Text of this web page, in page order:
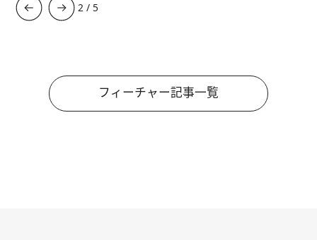
3 / 5
フィーチャー記事一覧